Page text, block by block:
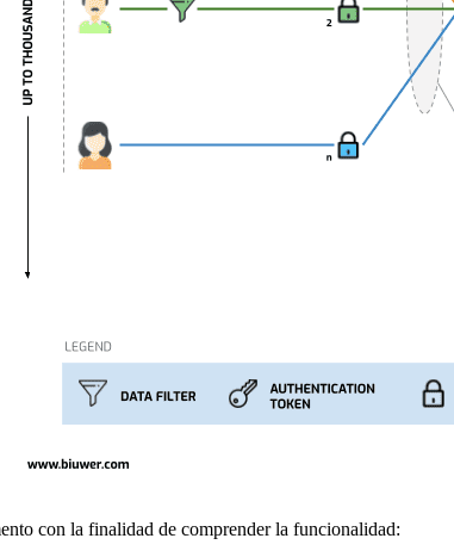
con la finalidad de comprender la funcionalidad: